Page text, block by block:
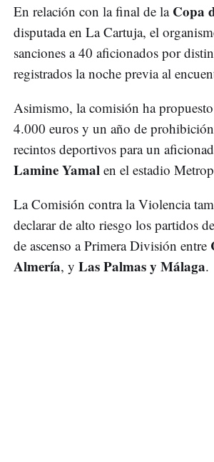
En relación con la final de la Copa
disputada en La Cartuja, el
sanciones a 40 aficionados por
registrados la noche previa al
Asimismo, la comisión ha
4.000 euros y un año de prohibición
recintos deportivos para un
Lamine Yamal en el estadio
La Comisión contra la Violencia
declarar de alto riesgo los partidos
de ascenso a Primera División entre
Almería, y Las Palmas y Málaga.